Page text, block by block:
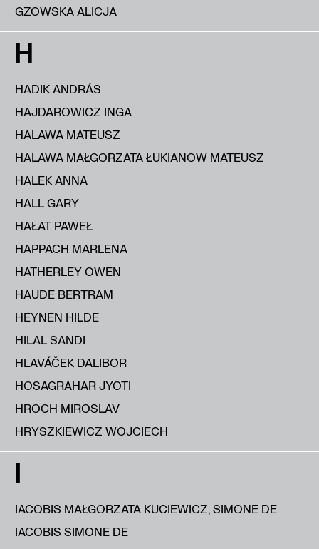
GZOWSKA ALICJA
H
HADIK ANDRÁS
HAJDAROWICZ INGA
HALAWA MATEUSZ
HALAWA MAŁGORZATA ŁUKIANOW MATEUSZ
HALEK ANNA
HALL GARY
HAŁAT PAWEŁ
HAPPACH MARLENA
HATHERLEY OWEN
HAUDE BERTRAM
HEYNEN HILDE
HILAL SANDI
HLAVÁČEK DALIBOR
HOSAGRAHAR JYOTI
HROCH MIROSLAV
HRYSZKIEWICZ WOJCIECH
I
IACOBIS MAŁGORZATA KUCIEWICZ, SIMONE DE
IACOBIS SIMONE DE